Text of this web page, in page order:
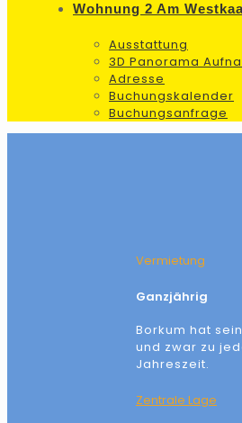
Wohnung 2 Am
Ausstattung
3D Panorama
Adresse
Buchungskalender
Buchungsanfrage
Vermietung
Ganzjährig
Borkum hat
und zwar zu
Jahreszeit.
Zentrale Lage